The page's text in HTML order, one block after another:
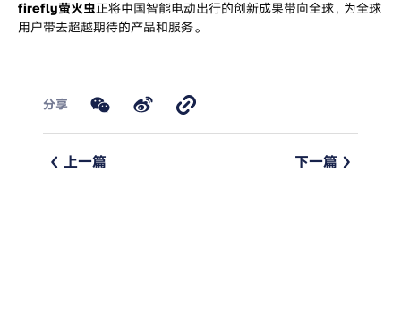
firefly萤火虫正将中国智能电动出行的创新成果带向全球，为全球
用户带去超越期待的产品和服务。
分享
上一篇 下一篇